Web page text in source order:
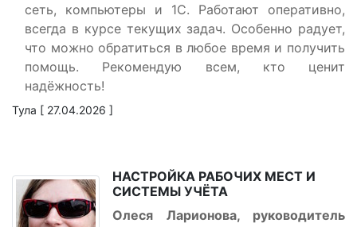
сеть, компьютеры и 1С. Работают оперативно,
всегда в курсе текущих задач. Особенно радует,
что можно обратиться в любое время и получить
помощь. Рекомендую всем, кто ценит
надёжность!
Тула [ 27.04.2026 ]
НАСТРОЙКА РАБОЧИХ МЕСТ И
СИСТЕМЫ УЧЁТА
Олеся Ларионова, руководитель